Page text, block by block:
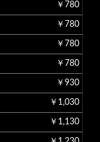
￥780
￥780
￥780
￥780
￥930
￥1,030
￥1,130